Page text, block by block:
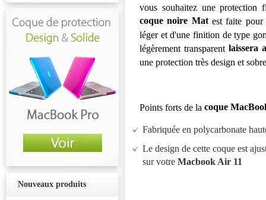
Nouveaux produits
vous souhaitez une protection
coque noire Matest faite pour
léger et d'une finition de type
légèrement transparentlaissera
une protection très design et
Points forts de la coque
Fabriquée en polycarbonate
Le design de cette coque est
sur votre Macbook Air 11